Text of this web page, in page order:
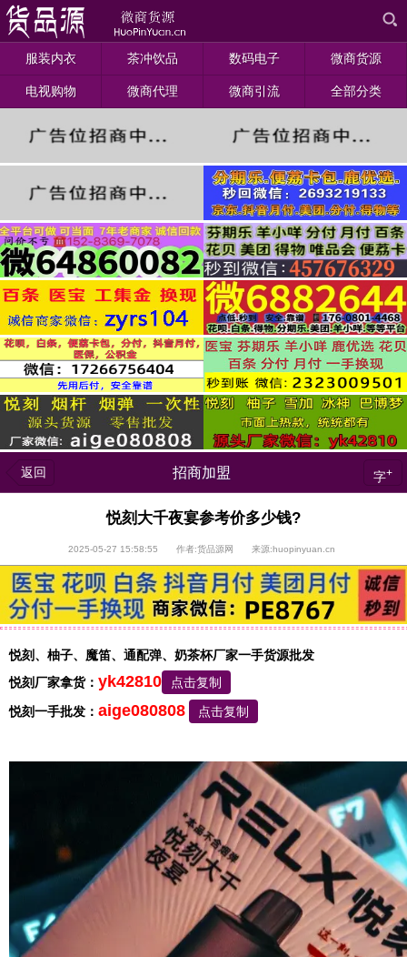
服装内衣 茶冲饮品 数码电子 微商货源
电视购物 微商代理 微商引流 全部分类
返回 招商加盟 字+
悦刻大千夜宴参考价多少钱?
2025-05-27 15:58:55 作者:货品源网 来源:huopinyuan.cn
悦刻、柚子、魔笛、通配弹、奶茶杯厂家一手货源批发
悦刻厂家拿货： yk42810
点击复制
悦刻一手批发： aige080808 点击复制